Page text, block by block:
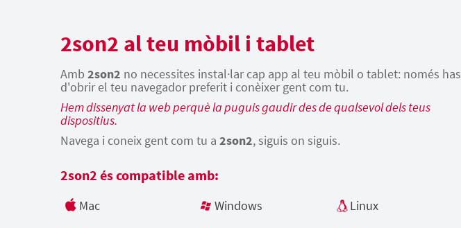
2son2 al teu mòbil i tablet
Amb 2son2 no necessites instal·lar cap app al teu mòbil o tablet: només has
d'obrir el teu navegador preferit i conèixer gent com tu.
Hem dissenyat la web perquè la puguis gaudir des de qualsevol dels teus
dispositius.
Navega i coneix gent com tu a 2son2, siguis on siguis.
2son2 és compatible amb:
Mac Windows
Linux